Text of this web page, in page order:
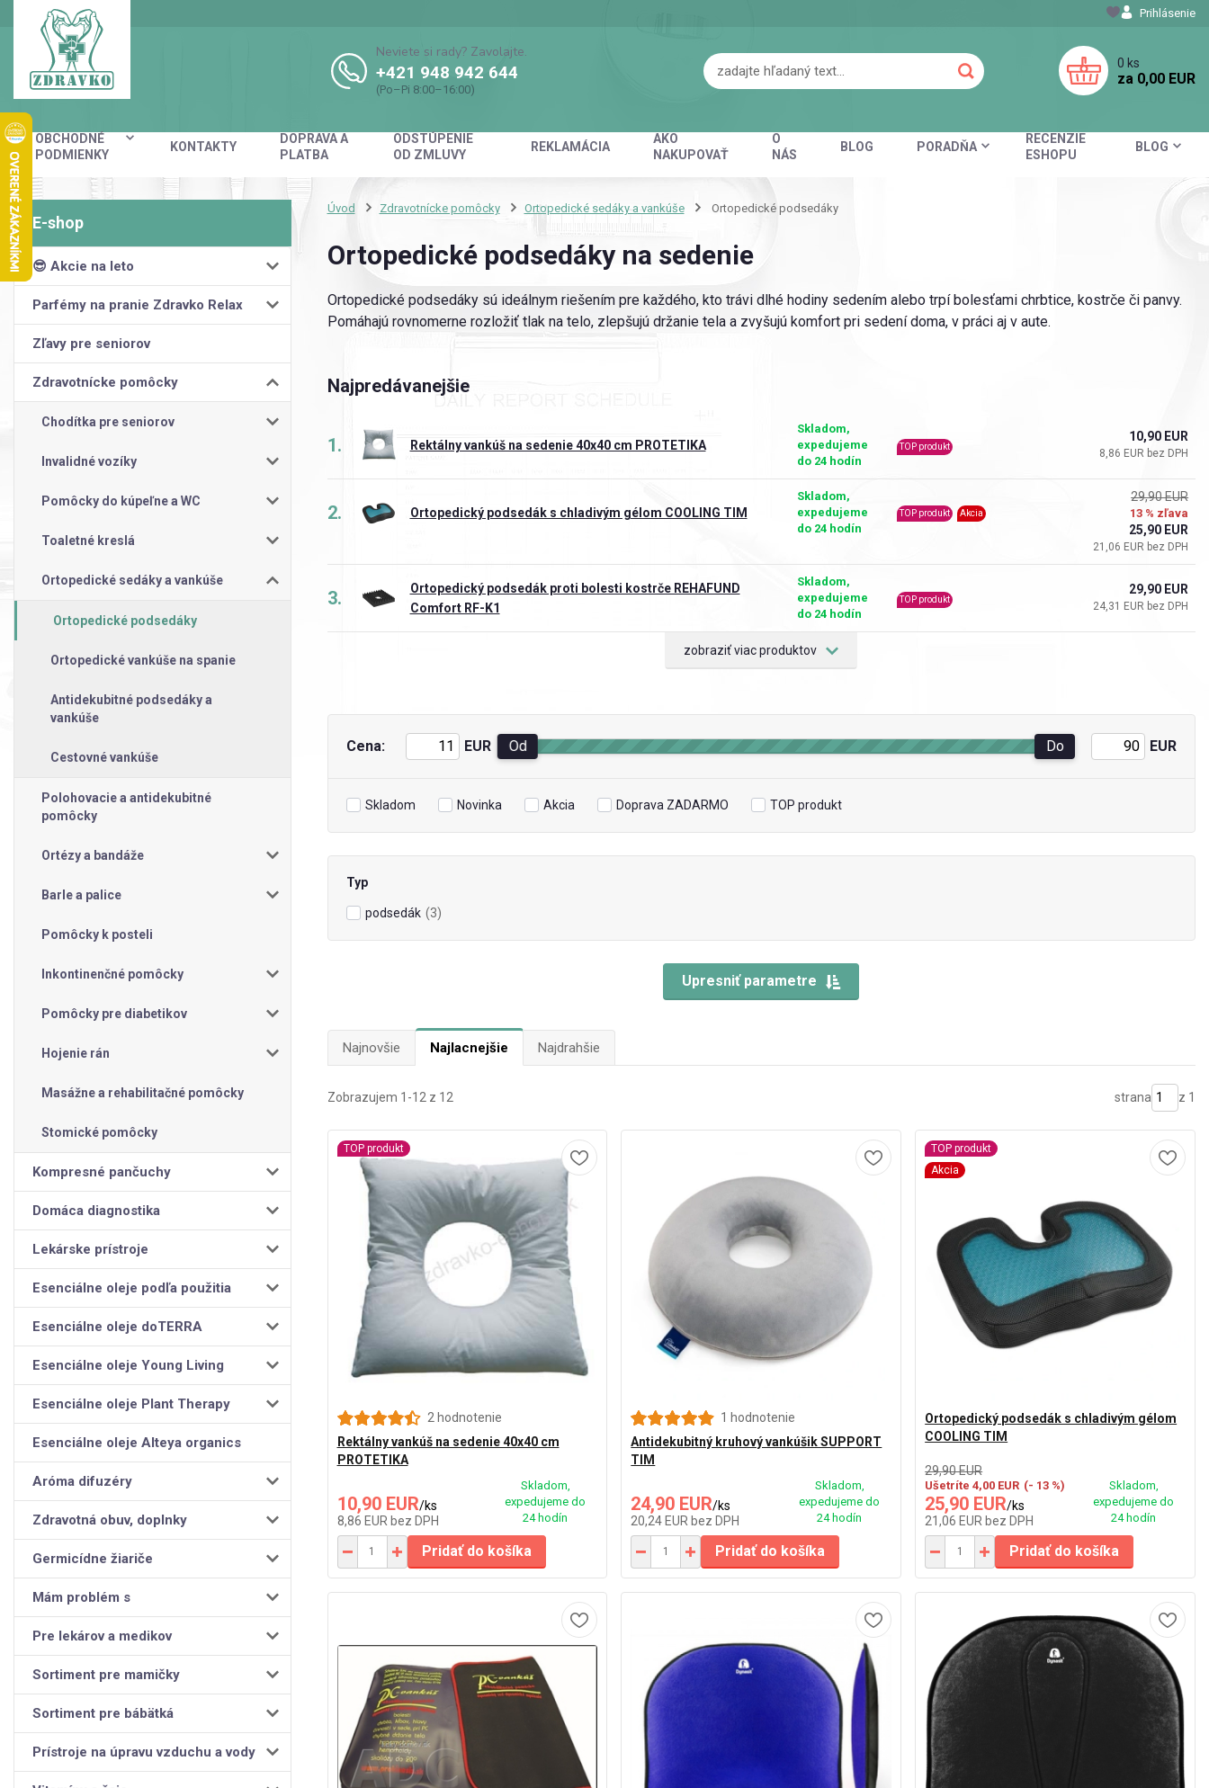
OBCHODNÉ
PODMIENKY
KONTAKTY
DOPRAVA A
PLATBA
ODSTÚPENIE
OD ZMLUVY
REKLAMÁCIA
AKO
NAKUPOVAŤ
O
NÁS
BLOG PORADŇA
RECENZIE
ESHOPU
BLOG
Prihlásenie
Neviete si rady? Zavolajte.
+421 948 942 644
(Po–Pi 8:00–16:00)
0 ks
za 0,00 EUR
😎 Akcie na leto
Parfémy na pranie Zdravko Relax
Zľavy pre seniorov
Zdravotnícke pomôcky
Chodítka pre seniorov
Invalidné vozíky
Pomôcky do kúpeľne a WC
Toaletné kreslá
Ortopedické sedáky a vankúše
Ortopedické podsedáky
Ortopedické vankúše na spanie
Antidekubitné podsedáky a
vankúše
Cestovné vankúše
Polohovacie a antidekubitné
pomôcky
Ortézy a bandáže
Barle a palice
Pomôcky k posteli
Inkontinenčné pomôcky
Pomôcky pre diabetikov
Hojenie rán
Masážne a rehabilitačné pomôcky
Stomické pomôcky
Kompresné pančuchy
Domáca diagnostika
Lekárske prístroje
Esenciálne oleje podľa použitia
Esenciálne oleje doTERRA
Esenciálne oleje Young Living
Esenciálne oleje Plant Therapy
Esenciálne oleje Alteya organics
Aróma difuzéry
Zdravotná obuv, doplnky
Germicídne žiariče
Mám problém s
Pre lekárov a medikov
Sortiment pre mamičky
Sortiment pre bábätká
Prístroje na úpravu vzduchu a vody
Úvod Zdravotnícke pomôcky Ortopedické sedáky a vankúše Ortopedické podsedáky
Ortopedické podsedáky na sedenie
Ortopedické podsedáky sú ideálnym riešením pre každého, kto trávi dlhé hodiny sedením alebo trpí bolesťami chrbtice, kostrče či panvy.
Pomáhajú rovnomerne rozložiť tlak na telo, zlepšujú držanie tela a zvyšujú komfort pri sedení doma, v práci aj v aute.
Najpredávanejšie
1. Rektálny vankúš na sedenie 40x40 cm PROTETIKA
Skladom,
expedujeme
do 24 hodín
TOP produkt
10,90 EUR
8,86 EUR bez DPH
2. Ortopedický podsedák s chladivým gélom COOLING TIM
Skladom,
expedujeme
do 24 hodín
TOP produkt Akcia
29,90 EUR
13 % zľava
25,90 EUR
21,06 EUR bez DPH
3.
Ortopedický podsedák proti bolesti kostrče REHAFUND
Comfort RF-K1
Skladom,
expedujeme
do 24 hodín
TOP produkt
29,90 EUR
24,31 EUR bez DPH
zobraziť viac produktov
Upresniť parametre
Cena: EUR Od Do EUR
Skladom Novinka Akcia Doprava ZADARMO TOP produkt
Typ
podsedák (3)
Najnovšie Najlacnejšie Najdrahšie
Zobrazujem 1-12 z 12 strana z 1
TOP produkt
2 hodnotenie
Rektálny vankúš na sedenie 40x40 cm
PROTETIKA
10,90 EUR/ks
8,86 EUR bez DPH
Skladom,
expedujeme do
24 hodín
Pridať do košíka
1 hodnotenie
Antidekubitný kruhový vankúšik SUPPORT
TIM
24,90 EUR/ks
20,24 EURbez DPH
Skladom,
expedujeme do
24 hodín
Pridať do košíka
TOP produkt
Akcia
Ortopedický podsedák s chladivým gélom
COOLING TIM
29,90 EUR
Ušetríte 4,00 EUR (- 13 %)
25,90 EUR/ks
21,06 EURbez DPH
Skladom,
expedujeme do
24 hodín
Pridať do košíka